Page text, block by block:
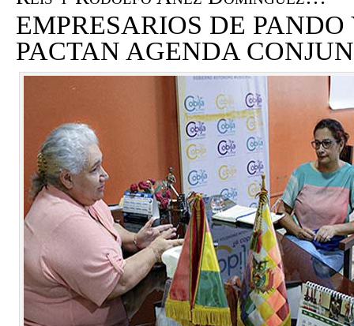
EMPRESARIOS DE
PACTAN AGENDA